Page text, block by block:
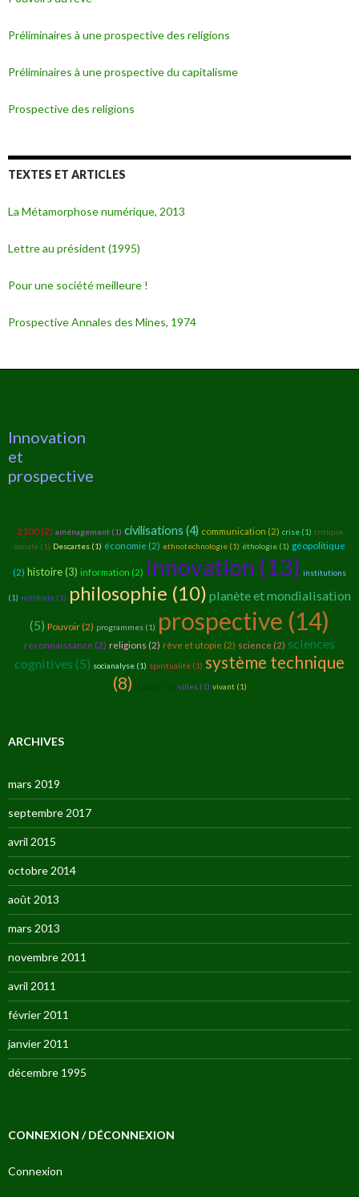
Préliminaires à une prospective des religions
Préliminaires à une prospective du capitalisme
Prospective des religions
TEXTES ET ARTICLES
La Métamorphose numérique, 2013
Lettre au président (1995)
Pour une société meilleure !
Prospective Annales des Mines, 1974
Innovation
et
prospective
2100 (2) aménagement (1) civilisations (4) communication (2) crise (1) critique
sociale (1) Descartes (1) économie (2) ethnotechnologie (1) éthologie (1) géopolitique
(2) histoire (3) information (2) innovation (13) institutions
(1) méthode (1) philosophie (10) planète et mondialisation
(5) Pouvoir (2) programmes (1) prospective (14)
reconnaissance (2) religions (2) rêve et utopie (2) science (2) sciences
cognitives (5) socianalyse (1) spiritualité (1) système technique
(8)
villes (1) vivant (1)
ARCHIVES
mars 2019
septembre 2017
avril 2015
octobre 2014
août 2013
mars 2013
novembre 2011
avril 2011
février 2011
janvier 2011
décembre 1995
CONNEXION / DÉCONNEXION
Connexion